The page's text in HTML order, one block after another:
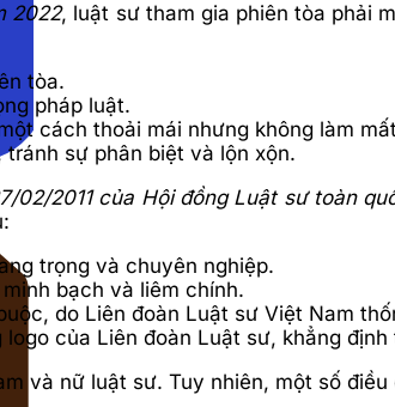
2022, luật sư tham gia phiên tòa phải
tòa.
pháp luật.
cách thoải mái nhưng không làm
sự phân biệt và lộn xộn.
02/2011 của Hội đồng Luật sư toàn
trọng và chuyên nghiệp.
bạch và liêm chính.
do Liên đoàn Luật sư Việt Nam
của Liên đoàn Luật sư, khẳng
và nữ luật sư. Tuy nhiên, một số